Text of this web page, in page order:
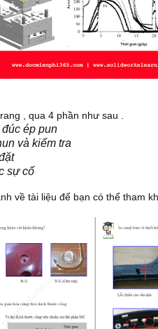
, qua 4 phần như sau .
ép pun
và kiểm tra
sự cố
về tài liệu để bạn có thể tham